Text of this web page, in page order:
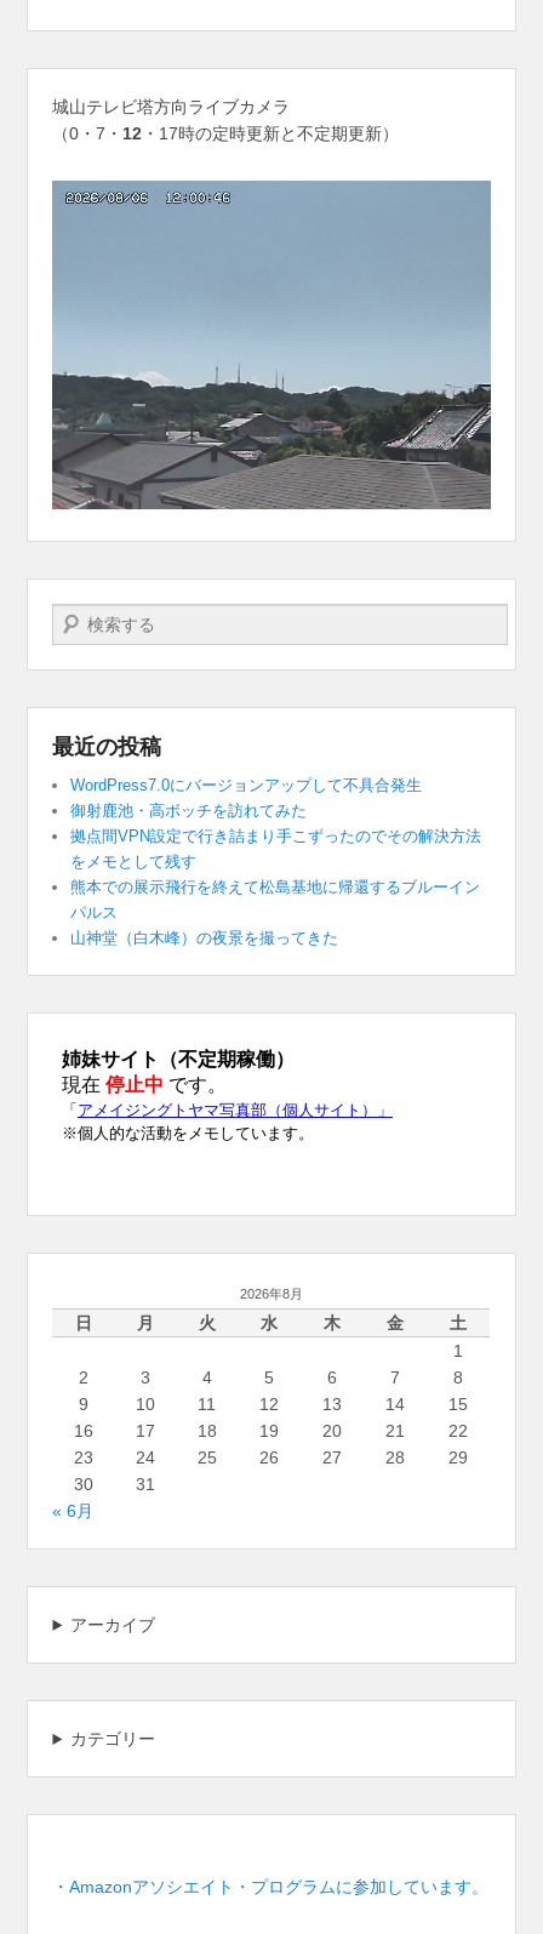
城山テレビ塔方向ライブカメラ
（0・7・ 12 ・17時の定時更新と不定期更新）
検索する
最近の投稿
WordPress7.0にバージョンアップして不具合発生
御射鹿池・高ボッチを訪れてみた
拠点間VPN設定で行き詰まり手こずったのでその解決方法
をメモとして残す
熊本での展示飛行を終えて松島基地に帰還するブルーイン
パルス
山神堂（白木峰）の夜景を撮ってきた
2026年8月
日 月 火 水 木 金
土
1
2
3 4 5 6 7
8
9
10 11 12 13 14
15
16
17 18 19 20 21
22
23
24 25 26 27 28
29
30
31
« 6月
アーカイブ
カテゴリー
・Amazonアソシエイト・プログラムに参加しています。